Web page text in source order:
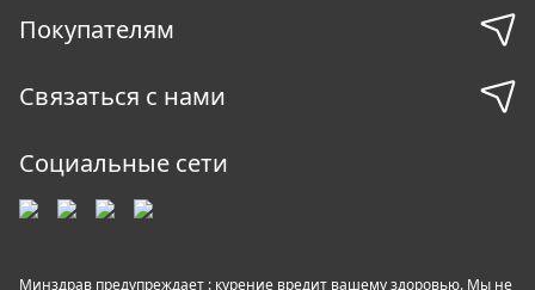
Покупателям
Связаться с нами
Социальные сети
Минздрав предупреждает : курение вредит вашему здоровью. Мы не